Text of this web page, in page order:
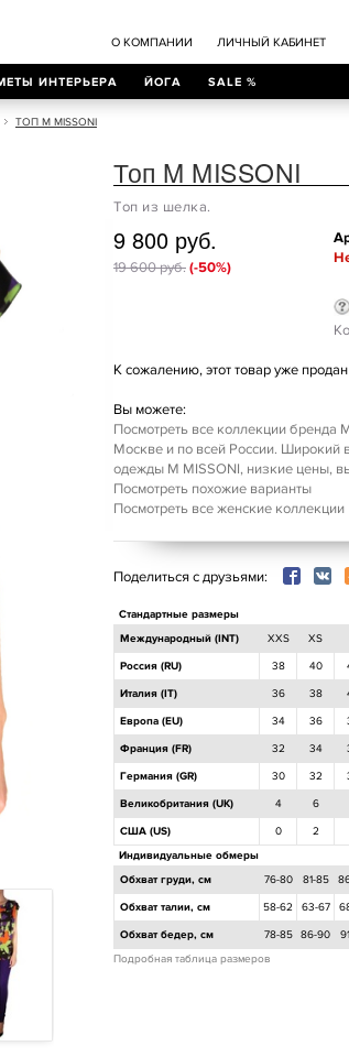
О КОМПАНИИ ЛИЧНЫЙ КАБИНЕТ
ИНТЕРЬЕРА ЙОГА SALE %
ТОП M MISSONI
Топ M MISSONI
Топ из шелка.
9 800 руб.
19 600 руб. (-50%)
К сожалению, этот товар уже продан
Вы можете:
Посмотреть все коллекции бренда
Москве и по всей России. Широкий
одежды M MISSONI, низкие цены,
Посмотреть похожие варианты
Посмотреть все женские коллекции
Поделиться с друзьями:
Стандартные размеры
Международный (INT)
XXS XS
Россия (RU) 38 40
Италия (IT) 36 38
Европа (EU) 34 36
Франция (FR) 32 34
Германия (GR) 30 32
Великобритания (UK) 4 6
США (US) 0 2
Индивидуальные обмеры
Обхват груди, см
76-80 81-85
Обхват талии, см 58-62 63-67
Обхват бедер, см 78-85 86-90
Подробная таблица размеров